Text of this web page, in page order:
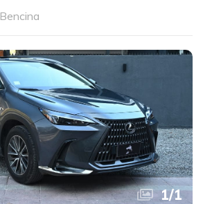
Bencina
1/1